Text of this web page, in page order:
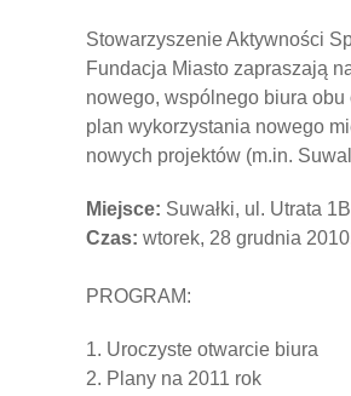
Stowarzyszenie Aktywności
Fundacja Miasto zapraszają
nowego, wspólnego biura
plan wykorzystania nowego
nowych projektów (m.in.
Miejsce: Suwałki, ul. Utrata
Czas: wtorek, 28 grudnia
PROGRAM:
1. Uroczyste otwarcie biura
2. Plany na 2011 rok